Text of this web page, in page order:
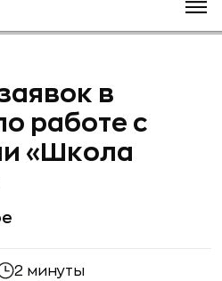
в
работе с
«Школа
2 минуты